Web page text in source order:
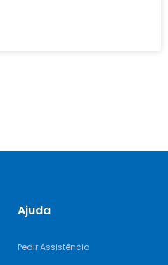
Ajuda
Pedir Assistência